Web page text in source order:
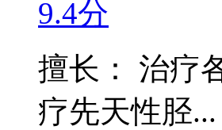
9.4分
擅长： 治疗
疗先天性胫...